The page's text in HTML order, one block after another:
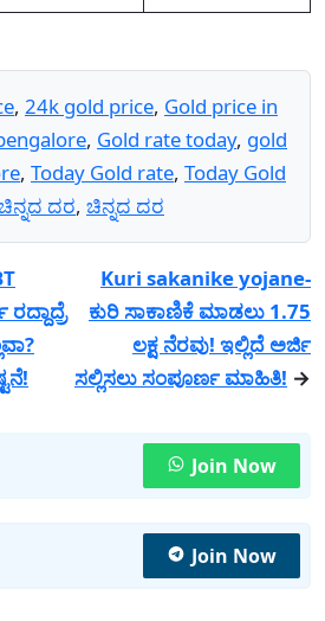
, 24k gold price, Gold price in
, Gold rate today, gold
, Today Gold rate, Today Gold
ದರ, ಚಿನ್ನದ ದರ
Kuri sakanike yojane-
ಕುರಿ ಸಾಕಾಣಿಕೆ ಮಾಡಲು 1.75
ಲಕ್ಷ ನೆರವು! ಇಲ್ಲಿದೆ ಅರ್ಜಿ
ಸಲ್ಲಿಸಲು ಸಂಪೂರ್ಣ ಮಾಹಿತಿ! →
Join Now
Join Now